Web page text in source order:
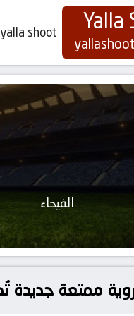
Yalla
yalla shoot
الفيحاء
ممتعة جديدة